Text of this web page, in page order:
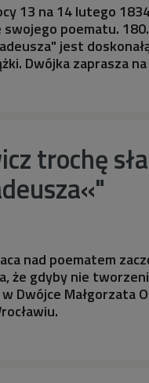
13 na 14 lutego
swojego poematu.
jest
Dwójka zaprasza
trochę
nad poematem
że gdyby nie
Dwójce Małgorzata